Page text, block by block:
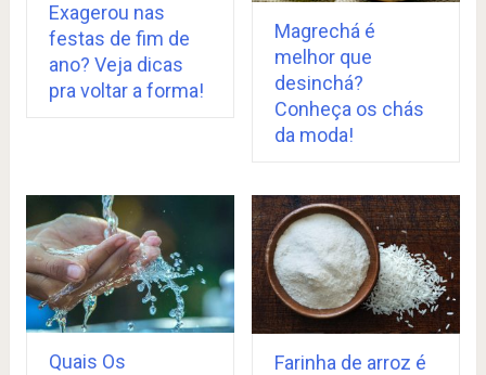
Exagerou nas
festas de fim de
ano? Veja dicas
pra voltar a forma!
Magrechá é
melhor que
desinchá?
Conheça os chás
da moda!
Quais Os
Farinha de arroz é